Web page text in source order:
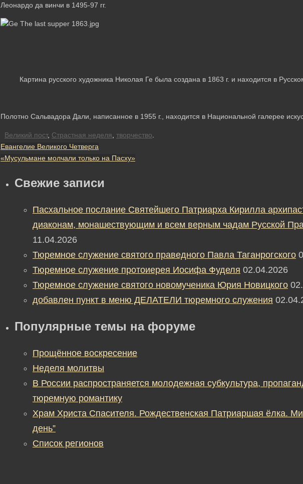
Леонардо да винчи в 1495-97 гг.
Картина русского художника Николая Ге была создана в 1863 г. и находится в
Полотно Сальвадора Дали, написанное в 1955 г., находится в Национальной галерее
Великий пост, Страстная неделя творчество
Евангелие Великого Четверга
«Мусульмане молчали только на Пасху»
Свежие записи
Пасхальное послание Святейшего Патриарха Кирилла
диаконам, монашествующим и всем верным чадам Русской
11.04.2026
Тюремное служение святого праведного Павла Таганрогского
Тюремное служение протоиерея Иосифа Фуделя 02.04.2026
Тюремное служение святого новомученика Юрия Новицкого
добавлен пункт в меню ДЕЛАТЕЛИ тюремного служения
Популярные темы на форуме
Прощённое воскресение
Неделя молитвы
В России распространяется молодежная субкультура,
тюремную романтику
Храм Христа Спасителя. Рождественская Патриаршая ёлка.
день”
Список регионов